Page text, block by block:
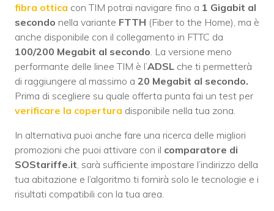
fibra ottica con TIM potrai navigare fino a 1 Gigabit al
secondo nella variante FTTH (Fiber to the Home), ma è
anche disponibile con il collegamento in FTTC da
100/200 Megabit al secondo . La versione meno
performante delle linee TIM è l’ADSL che ti permetterà
di raggiungere al massimo a 20 Megabit al secondo.
Prima di scegliere su quale offerta punta fai un test per
verificare la copertura disponibile nella tua zona.
In alternativa puoi anche fare una ricerca delle migliori
promozioni che puoi attivare con il comparatore di
SOStariffe.it , sarà sufficiente impostare l’indirizzo della
tua abitazione e l’algoritmo ti fornirà solo le tecnologie e i
risultati compatibili con la tua area.